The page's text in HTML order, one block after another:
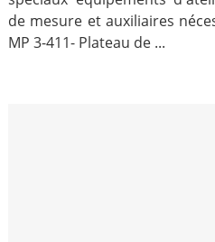
de mesure et auxiliaires
MP 3-411- Plateau de ...